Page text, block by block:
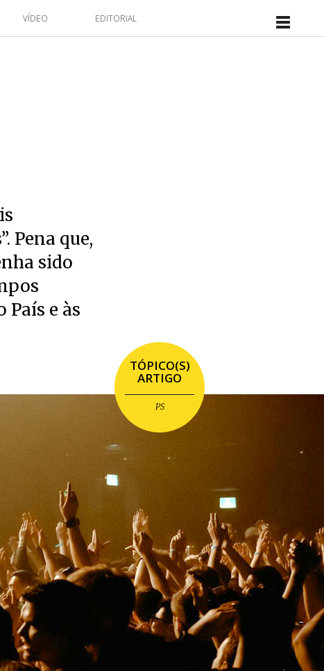
VÍDEO EDITORIAL
Pena que,
sido
País e às
TÓPICO(S)
ARTIGO
PS